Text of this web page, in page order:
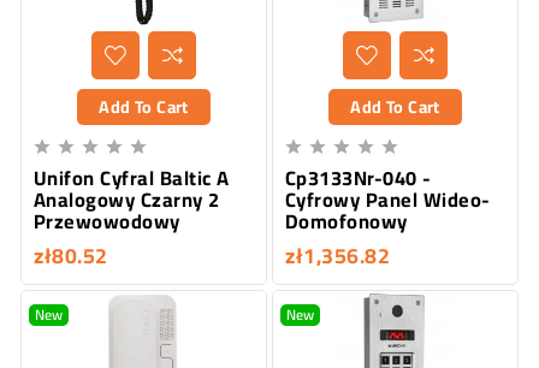
Add To Cart
    
Unifon Cyfral Baltic A
Analogowy Czarny 2
Przewowodowy
zł80.52
Add To Cart
    
Cp3133Nr-040 -
Cyfrowy Panel Wideo-
Domofonowy
zł1,356.82
New New